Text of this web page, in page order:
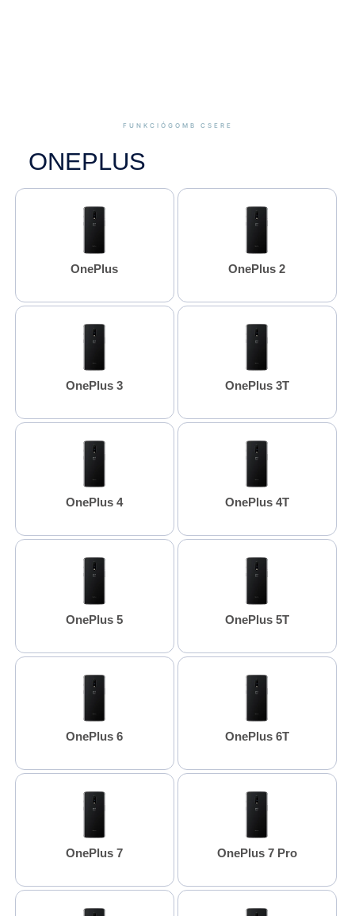
FUNKCIÓGOMB CSERE
ONEPLUS
OnePlus OnePlus 2
OnePlus 3 OnePlus 3T
OnePlus 4 OnePlus 4T
OnePlus 5 OnePlus 5T
OnePlus 6 OnePlus 6T
OnePlus 7 OnePlus 7 Pro